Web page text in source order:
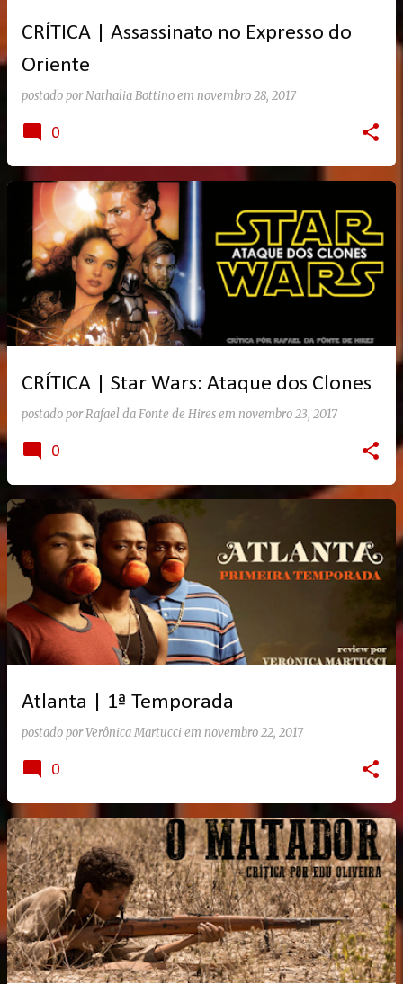
CRÍTICA | Assassinato no Expresso do
Oriente
postado porNathalia Bottinoem novembro 28, 2017
0
CRÍTICA | Star Wars: Ataque dos Clones
postado porRafael da Fonte de Hiresem novembro 23, 2017
0
Atlanta | 1ª Temporada
postado porVerônica Martucciem novembro 22, 2017
0